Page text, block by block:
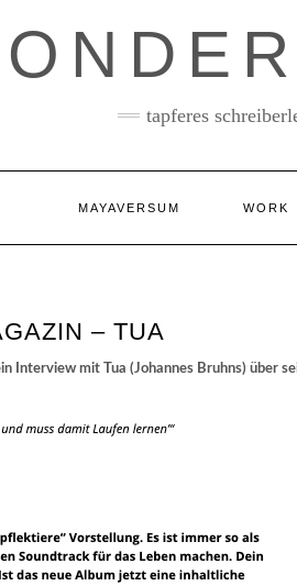
tapferes
MAYAVERSUM WORK
– TUA
Interview mit Tua (Johannes Bruhns) über